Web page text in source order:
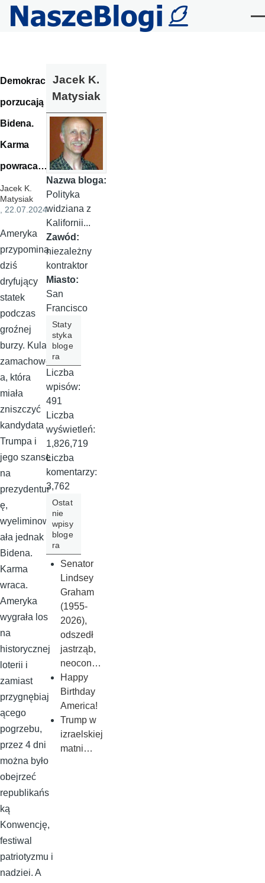
Przejdź do treści
Demokraci
porzucają
Bidena.
Karma
powraca…
Jacek K.
Matysiak
, 22.07.2024
Ameryka
przypomina
dziś
dryfujący
statek
podczas
groźnej
burzy. Kula
zamachowc
a, która
miała
zniszczyć
kandydata
Trumpa i
jego szanse
na
prezydentur
ę,
wyeliminow
ała jednak
Bidena.
Karma
wraca.
Ameryka
wygrała los
na
historycznej
loterii i
zamiast
przygnębiaj
ącego
pogrzebu,
przez 4 dni
można było
obejrzeć
republikańs
ką
Konwencję,
festiwal
patriotyzmu i
nadziei. A
Jacek K.
Matysiak
Nazwa bloga:
Polityka
widziana z
Kalifornii...
Zawód:
niezależny
kontraktor
Miasto:
San
Francisco
Staty
styka
bloge
ra
Liczba
wpisów:
491
Liczba
wyświetleń:
1,826,719
Liczba
komentarzy:
3,762
Ostat
nie
wpisy
bloge
ra
Senator
Lindsey
Graham
(1955-
2026),
odszedł
jastrząb,
neocon…
Happy
Birthday
America!
Trump w
izraelskiej
matni…